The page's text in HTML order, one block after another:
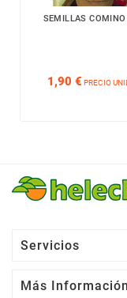
SEMILLAS COMINO
1,90 € PRECIO
Servicios
Más Información